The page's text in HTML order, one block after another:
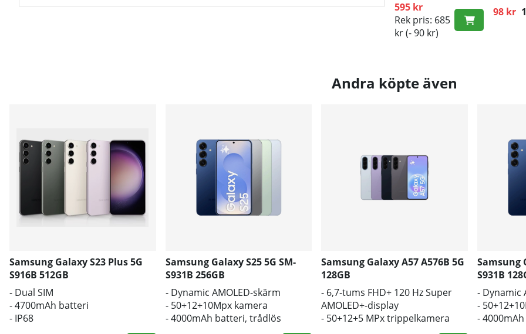
för snabb laddning
595 kr
Rek pris: 685
kr(- 90 kr)
- Bra
98 kr
Andra köpte även
Samsung Galaxy S23 Plus 5G
S916B 512GB
- Dual SIM
- 4700mAh batteri
- IP68
Samsung Galaxy S25 5G SM-
S931B 256GB
- Dynamic AMOLED-skärm
- 50+12+10Mpx kamera
- 4000mAh batteri, trådlös
Samsung Galaxy A57 A576B 5G
128GB
- 6,7-tums FHD+ 120 Hz Super
AMOLED+-display
- 50+12+5 MPx trippelkamera
Samsung
S931B
- Dynamic
-
-